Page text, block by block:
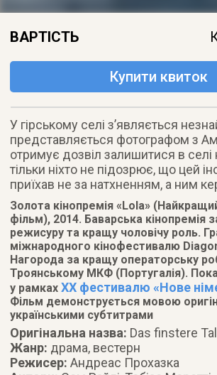
ВАРТІСТЬ
Купити квиток
У гірському селі з’являється
представляється фотографом з
отримує дозвіл залишитися в селі
тільки ніхто не підозрює, що цей
приїхав не за натхненням, а ним
Золота кінопремія «Lola»
фільм), 2014. Баварська кінопремія
режисуру та кращу чоловічу роль.
міжнародного кінофестивалю
Нагорода за кращу операторську
Троянському МКФ (Португалія).
у рамкахXX фестивалю «Нове
Фільм демонструється мовою
українськими субтитрами
Оригінальна назва: Das finstere Tal
Жанр: драма, вестерн
Режисер:Андреас Прохазка